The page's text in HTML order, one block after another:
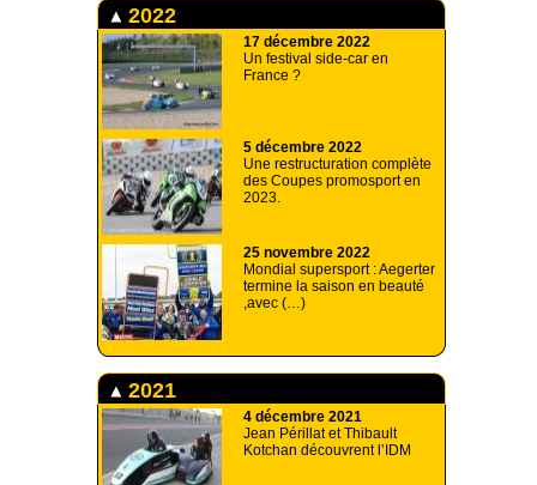
2022
17 décembre 2022
Un festival side-car en
France ?
5 décembre 2022
Une restructuration complète
des Coupes promosport en
2023.
25 novembre 2022
Mondial supersport : Aegerter
termine la saison en beauté
,avec (…)
2021
4 décembre 2021
Jean Périllat et Thibault
Kotchan découvrent l’IDM